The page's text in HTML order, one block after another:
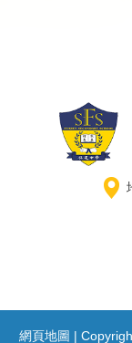
網頁地圖 |